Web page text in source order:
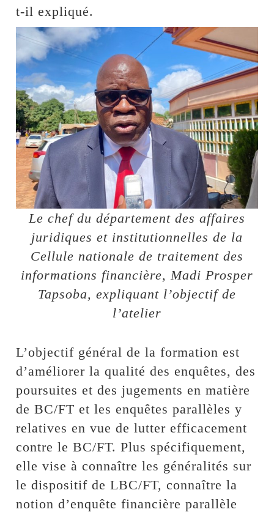
t-il expliqué.
Le chef du département des affaires
juridiques et institutionnelles de la
Cellule nationale de traitement des
informations financière, Madi Prosper
Tapsoba, expliquant l’objectif de
l’atelier
L’objectif général de la formation est
d’améliorer la qualité des enquêtes, des
poursuites et des jugements en matière
de BC/FT et les enquêtes parallèles y
relatives en vue de lutter efficacement
contre le BC/FT. Plus spécifiquement,
elle vise à connaître les généralités sur
le dispositif de LBC/FT, connaître la
notion d’enquête financière parallèle